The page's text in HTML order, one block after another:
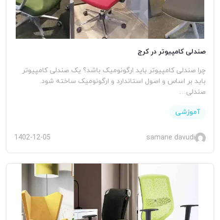
صندلی کامپیوتر در کرج
چرا صندلی کامپیوتر باید ارگونومیک باشد؟ یک صندلی کامپیوتر
باید بر اساس و اصول استاندارد و ارگونومیک ساخته شود.
صندلی…
آموزشی
samane davudi
1402-12-05